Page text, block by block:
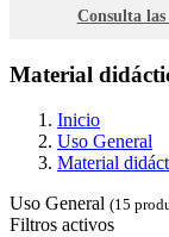
Consulta las
Material
Inicio
Uso General
Material
Uso General (15
Filtros activos